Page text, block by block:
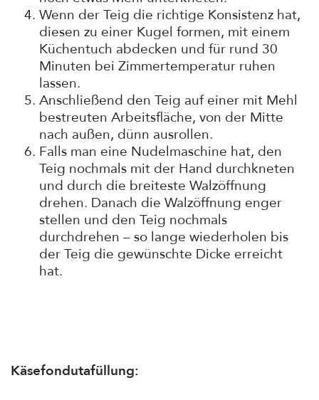
Wenn der Teig die richtige Konsistenz hat,
diesen zu einer Kugel formen, mit einem
Küchentuch abdecken und für rund 30
Minuten bei Zimmertemperatur ruhen
lassen.
Anschließend den Teig auf einer mit Mehl
bestreuten Arbeitsfläche, von der Mitte
nach außen, dünn ausrollen.
Falls man eine Nudelmaschine hat, den
Teig nochmals mit der Hand durchkneten
und durch die breiteste Walzöffnung
drehen. Danach die Walzöffnung enger
stellen und den Teig nochmals
durchdrehen – so lange wiederholen bis
der Teig die gewünschte Dicke erreicht
hat.
Käsefondutafüllung: